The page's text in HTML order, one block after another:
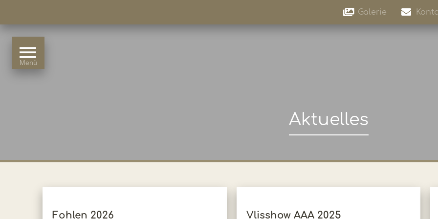
Galerie
Aktuelles
Fohlen 2026 Vlisshow AAA 2025